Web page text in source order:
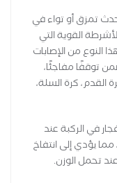
تمزق أو تواء في
القوية التي
من الإصابات
توقفًا مفاجئًا،
القدم، كرة السلة،
في الركبة عند
يؤدي إلى انتفاخ
تحمل الوزن.